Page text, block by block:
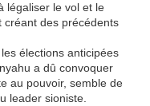
légaliser le vol et le
créant des précédents
élections anticipées
a dû convoquer
au pouvoir, semble de
leader sioniste.